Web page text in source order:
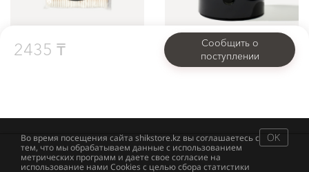
2435 ₸
Сообщить о
поступлении
Во время посещения сайта shikstore.kz вы соглашаетесь с
тем, что мы обрабатываем данные с использованием
метрических программ и даете свое согласие на
использование нами Cookies с целью сбора статистики
OK